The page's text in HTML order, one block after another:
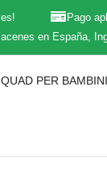
Pago
en España,
QUAD PER BAMBINI